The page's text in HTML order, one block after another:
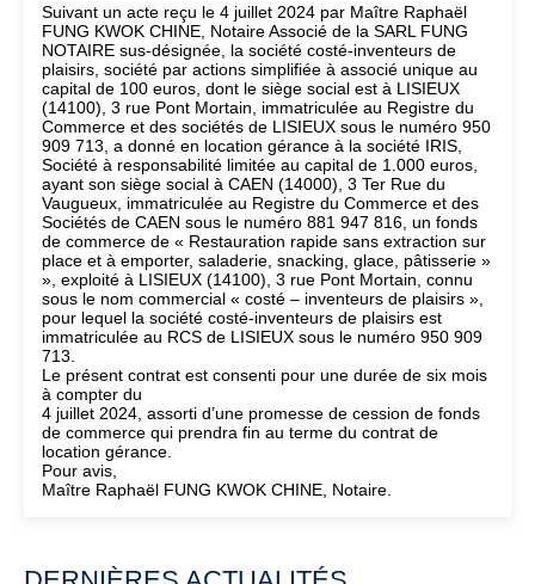
Suivant un acte reçu le 4 juillet 2024 par Maître Raphaël
FUNG KWOK CHINE, Notaire Associé de la SARL FUNG
NOTAIRE sus-désignée, la société costé-inventeurs de
plaisirs, société par actions simplifiée à associé unique au
capital de 100 euros, dont le siège social est à LISIEUX
(14100), 3 rue Pont Mortain, immatriculée au Registre du
Commerce et des sociétés de LISIEUX sous le numéro 950
909 713, a donné en location gérance à la société IRIS,
Société à responsabilité limitée au capital de 1.000 euros,
ayant son siège social à CAEN (14000), 3 Ter Rue du
Vaugueux, immatriculée au Registre du Commerce et des
Sociétés de CAEN sous le numéro 881 947 816, un fonds
de commerce de « Restauration rapide sans extraction sur
place et à emporter, saladerie, snacking, glace, pâtisserie »
», exploité à LISIEUX (14100), 3 rue Pont Mortain, connu
sous le nom commercial « costé – inventeurs de plaisirs »,
pour lequel la société costé-inventeurs de plaisirs est
immatriculée au RCS de LISIEUX sous le numéro 950 909
713.
Le présent contrat est consenti pour une durée de six mois
à compter du
4 juillet 2024, assorti d’une promesse de cession de fonds
de commerce qui prendra fin au terme du contrat de
location gérance.
Pour avis,
Maître Raphaël FUNG KWOK CHINE, Notaire.